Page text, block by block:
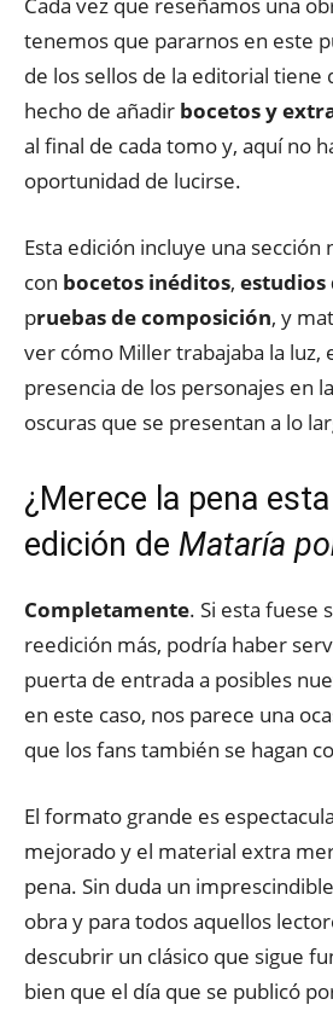
Cada vez que reseñamos una
tenemos que pararnos en este
de los sellos de la editorial tiene
hecho de añadir bocetos y
al final de cada tomo y, aquí no
oportunidad de lucirse.
Esta edición incluye una sección
con bocetos inéditos, estudios
pruebas de composición, y
ver cómo Miller trabajaba la luz,
presencia de los personajes en
oscuras que se presentan a lo
¿Merece la pena
edición de Mataría
Completamente. Si esta fuese
reedición más, podría haber
puerta de entrada a posibles
en este caso, nos parece una
que los fans también se hagan
El formato grande es
mejorado y el material extra
pena. Sin duda un
obra y para todos aquellos
descubrir un clásico que sigue
bien que el día que se publicó